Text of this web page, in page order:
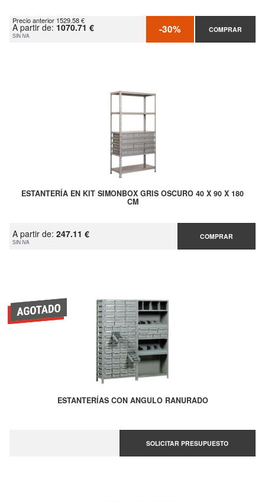
Precio anterior 1529.58 €
A partir de: 1070.71 €
SIN IVA -30% COMPRAR
ESTANTERÍA EN KIT SIMONBOX GRIS OSCURO 40 X 90 X 180
CM
A partir de: 247.11 €
SIN IVA
COMPRAR
ESTANTERÍAS CON ANGULO RANURADO
SOLICITAR PRESUPUESTO